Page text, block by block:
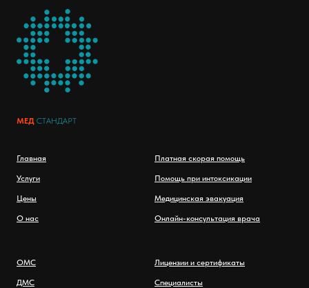
МЕД СТАНДАРТ
Главная
Услуги
Цены
О нас
Платная скорая помощь
Помощь при интоксикации
Медицинская эвакуация
Онлайн-консультация врача
ОМС
ДМС
Лицензии и сертификаты
Специалисты